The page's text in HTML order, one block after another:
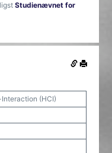
Studienævnet for
(HCI)